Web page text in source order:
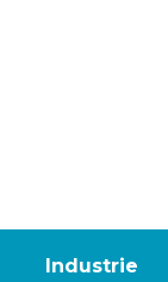
Industrie